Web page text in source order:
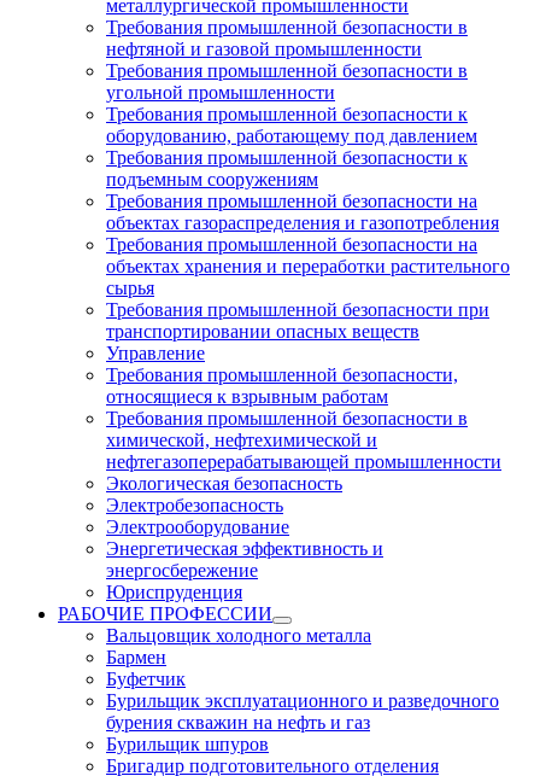
металлургической промышленности
Требования промышленной безопасности в
нефтяной и газовой промышленности
Требования промышленной безопасности в
угольной промышленности
Требования промышленной безопасности к
оборудованию, работающему под давлением
Требования промышленной безопасности к
подъемным сооружениям
Требования промышленной безопасности на
объектах газораспределения и газопотребления
Требования промышленной безопасности на
объектах хранения и переработки растительного
сырья
Требования промышленной безопасности при
транспортировании опасных веществ
Управление
Требования промышленной безопасности,
относящиеся к взрывным работам
Требования промышленной безопасности в
химической, нефтехимической и
нефтегазоперерабатывающей промышленности
Экологическая безопасность
Электробезопасность
Электрооборудование
Энергетическая эффективность и
энергосбережение
Юриспруденция
РАБОЧИЕ ПРОФЕССИИ
Вальцовщик холодного металла
Бармен
Буфетчик
Бурильщик эксплуатационного и разведочного
бурения скважин на нефть и газ
Бурильщик шпуров
Бригадир подготовительного отделения